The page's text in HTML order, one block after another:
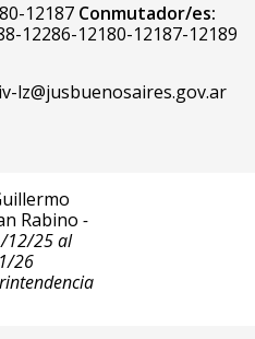
12187 Conmutador/es:
12286-12180-12187-12189
lz@jusbuenosaires.gov.ar
Rabino -
12/25 al
26